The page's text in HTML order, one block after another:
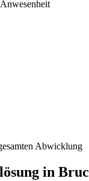
Abwicklung
in